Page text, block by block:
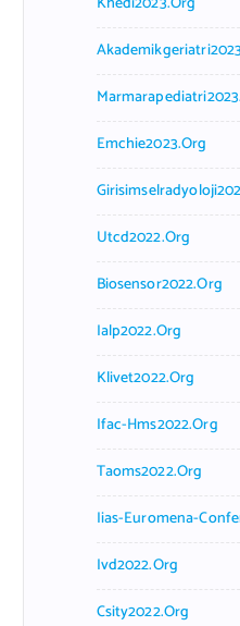
Emchie2023.org
Utcd2022.org
Biosensor2022.org
Ialp2022.org
Klivet2022.org
Ifac-Hms2022.org
Taoms2022.org
Iias-Euromena-
Ivd2022.org
Csity2022.org